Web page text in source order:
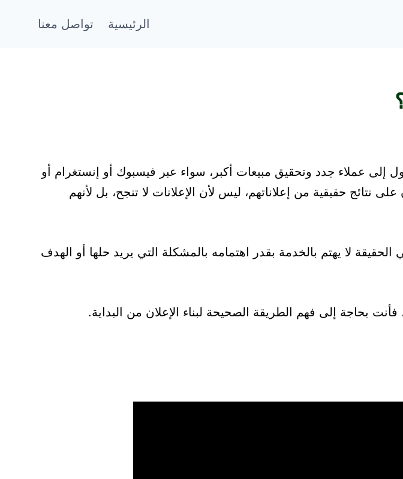
الرئيسية تواصل معنا
عملاء جدد وتحقيق مبيعات أكبر، سواء عبر فيسبوك أو إنستغرام أو
حقيقية من إعلاناتهم، ليس لأن الإعلانات لا تنجح، بل لأنهم
لا يهتم بالخدمة بقدر اهتمامه بالمشكلة التي يريد حلها أو الهدف
بحاجة إلى فهم الطريقة الصحيحة لبناء الإعلان من البداية.